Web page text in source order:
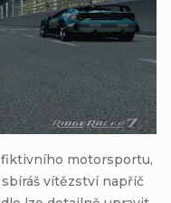
fiktivního motorsportu,
vítězství napříč